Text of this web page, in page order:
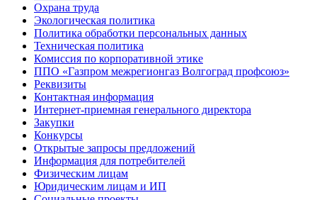
Охрана труда
Экологическая политика
Политика обработки персональных данных
Техническая политика
Комиссия по корпоративной этике
ППО «Газпром межрегионгаз Волгоград профсоюз»
Реквизиты
Контактная информация
Интернет-приемная генерального директора
Закупки
Конкурсы
Открытые запросы предложений
Информация для потребителей
Физическим лицам
Юридическим лицам и ИП